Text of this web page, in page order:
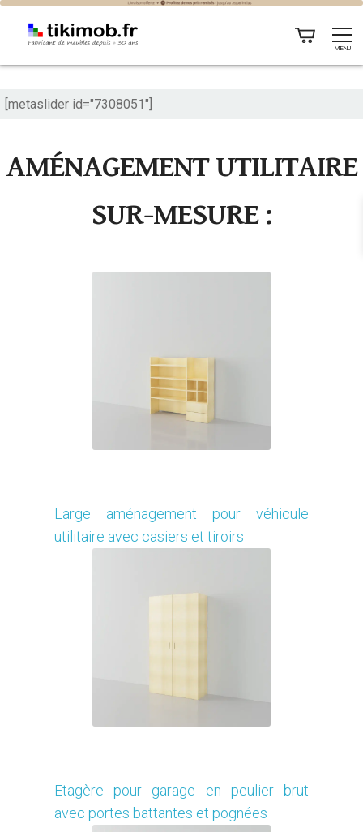
MENU
[metaslider id="7308051"]
AMÉNAGEMENT UTILITAIRE
SUR-MESURE :
Large aménagement pour véhicule
utilitaire avec casiers et tiroirs
Etagère pour garage en peulier brut
avec portes battantes et pognées